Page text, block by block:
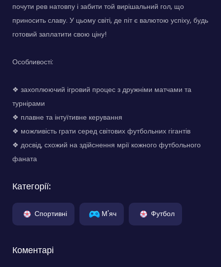
почути рев натовпу і забити той вирішальний гол, що
приносить славу. У цьому світі, де піт є валютою успіху, будь
готовий заплатити свою ціну!
Особливості:
❖ захоплюючий ігровий процес з дружніми матчами та
турнірами
❖ плавне та інтуїтивне керування
❖ можливість грати серед світових футбольних гігантів
❖ досвід, схожий на здійснення мрії кожного футбольного
фаната
Категорії:
Спортивні М'яч Футбол
Коментарі